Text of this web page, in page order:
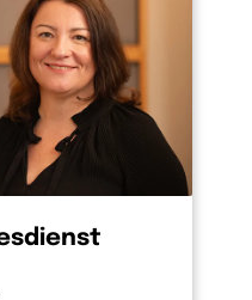
durchs Leben,
sind da und
helfen Lasten zu
geben nicht vor,
Verantwortung.
anstrengend für